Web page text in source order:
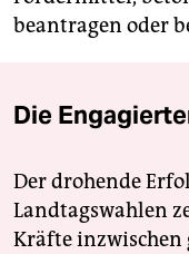
beantragen oder
Die
Der drohende
Landtagswahlen
Kräfte inzwischen